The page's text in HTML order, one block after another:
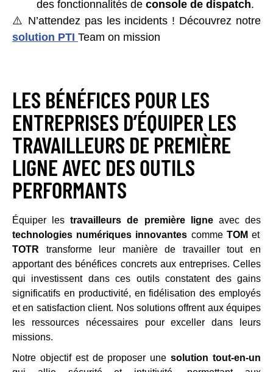
des fonctionnalités de console de dispatch.
⚠️ N’attendez pas les incidents ! Découvrez notre
solution PTI Team on mission
LES BÉNÉFICES POUR LES
ENTREPRISES D’ÉQUIPER LES
TRAVAILLEURS DE PREMIÈRE
LIGNE AVEC DES OUTILS
PERFORMANTS
Équiper les travailleurs de première ligneavec des
technologies numériques innovantes comme TOM et
TOTR transforme leur manière de travailler tout en
apportant des bénéfices concrets aux entreprises. Celles
qui investissent dans ces outils constatent des gains
significatifs en productivité, en fidélisation des employés
et en satisfaction client. Nos solutions offrent aux équipes
les ressources nécessaires pour exceller dans leurs
missions.
Notre objectif est de proposer une solution tout-en-un